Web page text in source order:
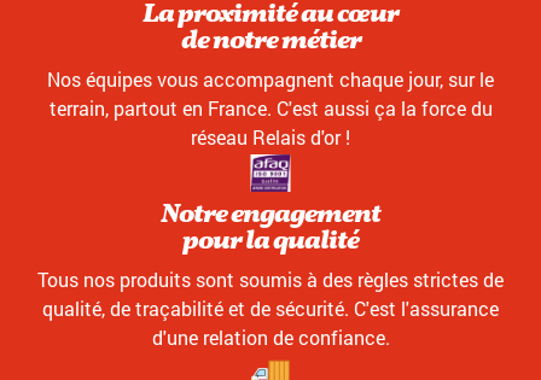
La proximité au cœur
de notre métier
Nos équipes vous accompagnent chaque jour, sur le
terrain, partout en France. C'est aussi ça la force du
réseau Relais d'or !
Notre engagement
pour la qualité
Tous nos produits sont soumis à des règles strictes de
qualité, de traçabilité et de sécurité. C'est l'assurance
d'une relation de confiance.